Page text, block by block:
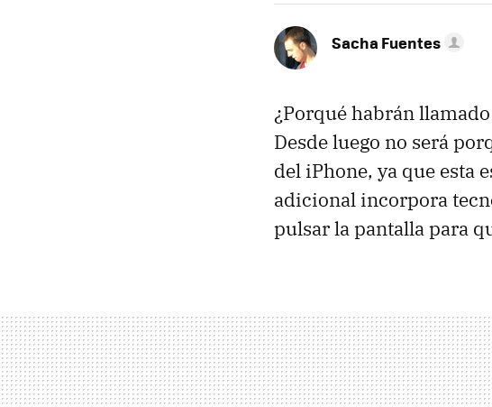
Sacha Fuentes
¿Porqué habrán
Desde luego no será
del iPhone, ya que esta
adicional incorpora
pulsar la pantalla para